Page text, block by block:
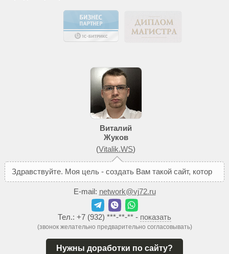
Виталий
Жуков
(Vitalik.WS)
Здравствуйте. Моя цель - создать Вам такой сайт,
который поможет
E-mail:network@vj72.ru
Тел.:+7 (932) ***-**-**-показать